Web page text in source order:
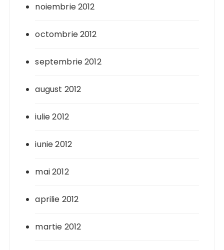
noiembrie 2012
octombrie 2012
septembrie 2012
august 2012
iulie 2012
iunie 2012
mai 2012
aprilie 2012
martie 2012